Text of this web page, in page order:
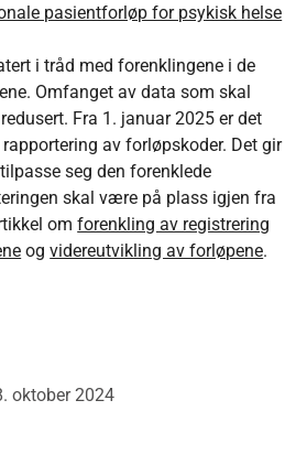
pasientforløp for psykisk helse
i tråd med forenklingene i de
Omfanget av data som skal
Fra 1. januar 2025 er det
av forløpskoder. Det gir
seg den forenklede
skal være på plass igjen fra
omforenkling av registrering
ogvidereutvikling av forløpene.
oktober 2024